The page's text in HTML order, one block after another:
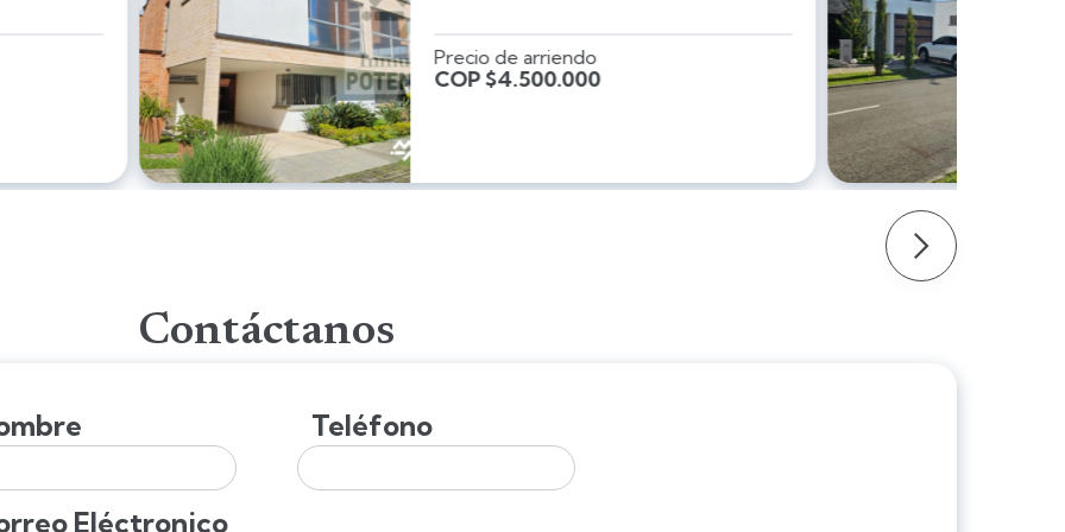
Precio de arriendo
COP $4.500.000
Contáctanos
Teléfono
Eléctronico